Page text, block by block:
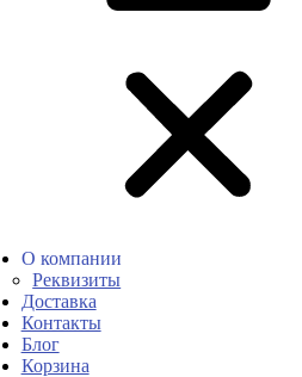
О компании
Реквизиты
Доставка
Контакты
Блог
Корзина